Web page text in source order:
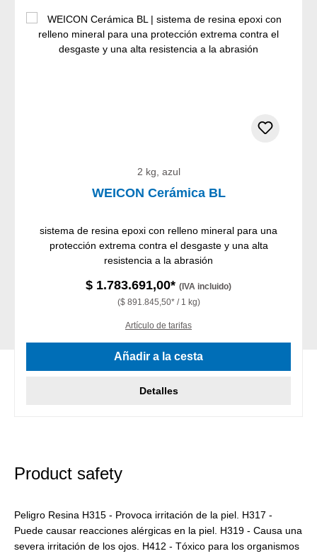
2 kg, azul
WEICON Cerámica BL
sistema de resina epoxi con relleno mineral para una
protección extrema contra el desgaste y una alta
resistencia a la abrasión
$ 1.783.691,00* (IVA incluido)
($ 891.845,50* / 1 kg)
Artículo de tarifas
Añadir a la cesta
Detalles
Product safety
Peligro Resina H315 - Provoca irritación de la piel. H317 -
Puede causar reacciones alérgicas en la piel. H319 - Causa una
severa irritación de los ojos. H412 - Tóxico para los organismos